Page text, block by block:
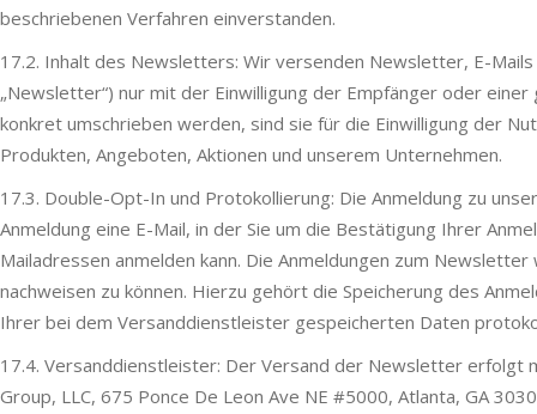
beschriebenen Verfahren einverstanden.
17.2. Inhalt des Newsletters: Wir versenden Newsletter, E-
„Newsletter“) nur mit der Einwilligung der Empfänger oder
konkret umschrieben werden, sind sie für die Einwilligung der
Produkten, Angeboten, Aktionen und unserem Unternehmen.
17.3. Double-Opt-In und Protokollierung: Die Anmeldung zu
Anmeldung eine E-Mail, in der Sie um die Bestätigung Ihrer
Mailadressen anmelden kann. Die Anmeldungen zum
nachweisen zu können. Hierzu gehört die Speicherung des
Ihrer bei dem Versanddienstleister gespeicherten Daten
17.4. Versanddienstleister: Der Versand der Newsletter erfolgt
Group, LLC, 675 Ponce De Leon Ave NE #5000, Atlanta, GA